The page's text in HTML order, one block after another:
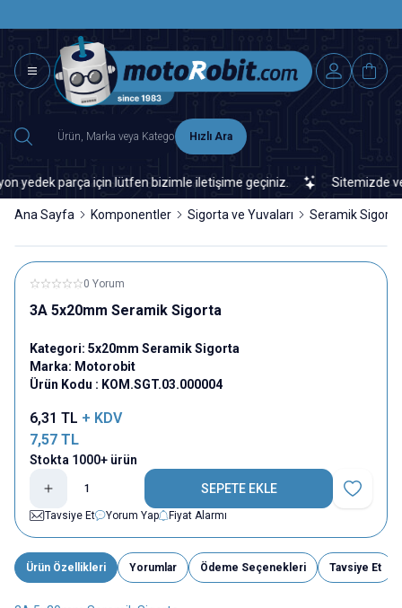
Hızlı Ara
parça için lütfen bizimle iletişime geçiniz. Sitemizde veya
Ana Sayfa Komponentler Sigorta ve Yuvaları Seramik Sigorta
0 Yorum
3A 5x20mm Seramik Sigorta
Kategori: 5x20mm Seramik Sigorta
Marka: Motorobit
Ürün Kodu : KOM.SGT.03.000004
6,31 TL + KDV
7,57 TL
Stokta 1000+ ürün
SEPETE EKLE
Favoriye
Tavsiye Et
Yorum Yap Fiyat Alarmı
Ürün Özellikleri Yorumlar Ödeme Seçenekleri Tavsiye Et